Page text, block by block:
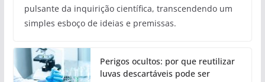
pulsante da inquirição científica, transcendendo um
simples esboço de ideias e premissas.
Perigos ocultos: por que reutilizar
luvas descartáveis pode ser